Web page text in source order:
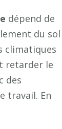
dépend de
du sol
climatiques
retarder le
des
travail. En